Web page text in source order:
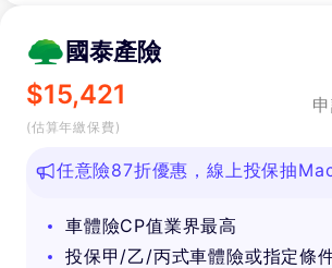
國泰產險
$15,421
(估算年繳保費)
任意險87折優惠，線上投保抽
車體險CP值業界最高
投保甲/乙/丙式車體險或指定條